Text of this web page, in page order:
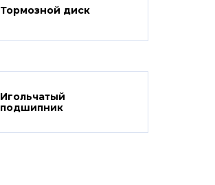
Тормозной диск
Игольчатый
подшипник